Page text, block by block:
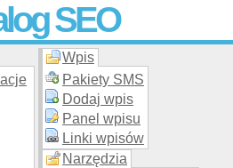
SEO
stron WWW –
katalogu za darmo!
Wpis
Pakiety SMS
Dodaj wpis
Panel wpisu
Linki wpisów
Narzędzia